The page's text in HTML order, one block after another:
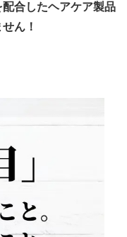
合したヘアケア製品
ん！